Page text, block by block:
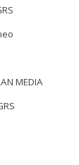
MEDIA